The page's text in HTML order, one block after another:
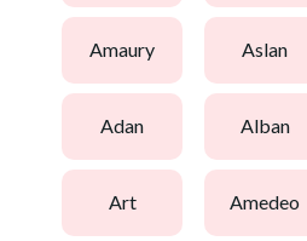
amaury aslan
adan alban
art amedeo